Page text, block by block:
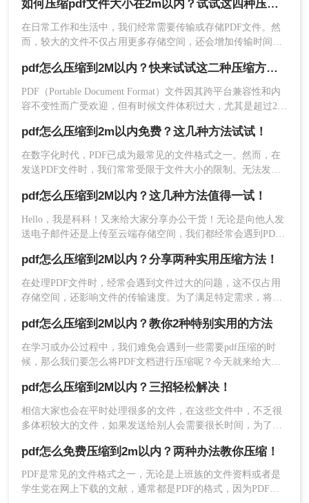
2、上传PDF文件，需要注意的是，如果你的PDF文
3、如果对压缩有要求，还可以设置一下压缩程度。
4、点击开始压缩，等待压缩结果。
5、压缩完成，我们可以看到压缩后的体积，是不是
小了很多呢，点击下载文件就可以了。
大小，如2M以内时，选择合适的压缩方法显得尤为重要。那么
pdf怎么压缩到2M以内呢？本文将详细介绍几种有效的方法，
帮助读者将PDF文件压缩至2M以内。
如何压缩pdf文件大小在2m以内？试试这四种压缩技巧！
在日常工作和生活中，我们经常需要传输或存储PDF文件。然
而，较大的文件不仅占用更多存储空间，还会增加传输时间和
能会超出邮件附件的大小限制。那么如何压缩pdf文件大小在
2m以内呢？本文将介绍几种方法，帮助你将PDF文件压缩至
2MB以内，从而更方便地管理和分享。
pdf怎么压缩到2M以内？快来试试这二种压缩方法！
PDF（Portable Document Format）文件因其跨平台兼容性和内
容不变性而广受欢迎，但有时候文件体积过大，尤其是超过2M
呢？本文将介绍两种有效的PDF压缩方法，帮助读者将PDF文
件压缩至2M以内，同时尽量保持文件内容的完整性和可读性。
pdf怎么压缩到2m以内免费？这几种方法试试！
在数字化时代，PDF已成为最常见的文件格式之一。然而，在
发送PDF文件时，我们常常受限于文件大小的限制。无法发送
到2m以内免费呢？本文将为您揭秘一些免费的方法，帮助您将
PDF文件压缩到2MB以下，并确保保持文件质量。
pdf怎么压缩到2M以内？这几种方法值得一试！
Hello，我是科科！又来给大家分享办公干货！无论是向他人发
送电子邮件还是上传至云端存储空间，我们都经常会遇到PDF
来传递信息，但我们不知道pdf怎么压缩到2M以内。不用担
心，本文将告诉你一些简单而有效的方法来压缩PDF文件，使
其在2M以内。
pdf怎么压缩到2M以内？分享两种实用压缩方法！
在处理PDF文件时，经常会遇到文件过大的问题，这不仅占用
存储空间，还影响文件的传输速度。为了满足特定需求，将
以内呢？本文将介绍两种常用的PDF压缩方法。
pdf怎么压缩到2M以内？教你2种特别实用的方法
在学习或办公过程中，我们难免会遇到一些需要pdf压缩的时
候，那么我们要怎么将PDF文档进行压缩呢？今天就来给大家
一起学习一下吧。
pdf怎么压缩到2M以内？三招轻松解决！
相信大家也会在平时处理很多的文件，在这些文件中，不乏很
多体积较大的文件，如果发送给别人会需要很长时间，为了节
内存，传输文件也会变得方便，那么pdf怎么压缩到2M以内
呢？其实只需要简单的三招，就可以轻松压缩文件，还不赶快
看一看！
pdf怎么免费压缩到2m以内？两种办法教你压缩！
PDF是常见的文件格式之一，无论是上班族的文件资料或者是
学生党在网上下载的文献，通常都是PDF的格式，因为PDF格